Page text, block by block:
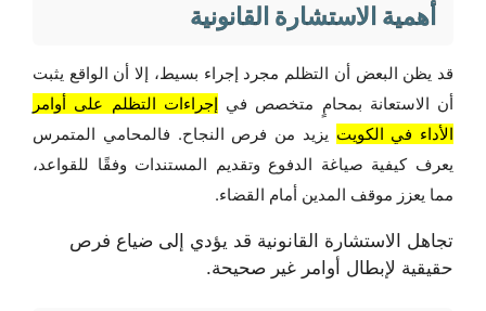
أهمية الاستشارة القانونية
قد يظن البعض أن التظلم مجرد إجراء بسيط، إلا أن الواقع يثبت
أن الاستعانة بمحامٍ متخصص في إجراءات التظلم على أوامر
الأداء في الكويت يزيد من فرص النجاح. فالمحامي المتمرس
يعرف كيفية صياغة الدفوع وتقديم المستندات وفقًا للقواعد،
مما يعزز موقف المدين أمام القضاء.
تجاهل الاستشارة القانونية قد يؤدي إلى ضياع فرص
حقيقية لإبطال أوامر غير صحيحة.